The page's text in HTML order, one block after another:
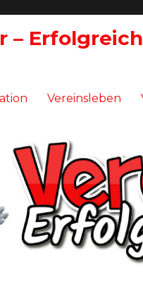
–
Vereinsleben